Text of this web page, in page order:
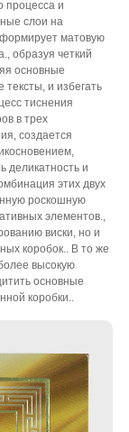
процесса и
слои на
матовую
образуя четкий
основные
и избегать
тиснения
в трех
создается
деликатность и
этих двух
роскошную
элементов.,
виски, но и
коробок.. В то же
высокую
основные
коробки..